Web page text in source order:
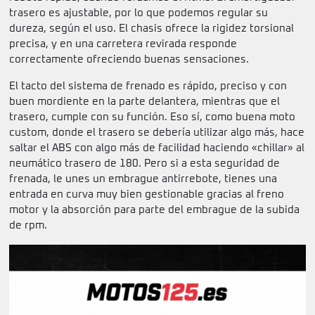
trasero es ajustable, por lo que podemos regular su
dureza, según el uso. El chasis ofrece la rigidez torsional
precisa, y en una carretera revirada responde
correctamente ofreciendo buenas sensaciones.
El tacto del sistema de frenado es rápido, preciso y con
buen mordiente en la parte delantera, mientras que el
trasero, cumple con su función. Eso sí, como buena moto
custom, donde el trasero se debería utilizar algo más, hace
saltar el ABS con algo más de facilidad haciendo «chillar» al
neumático trasero de 180. Pero si a esta seguridad de
frenada, le unes un embrague antirrebote, tienes una
entrada en curva muy bien gestionable gracias al freno
motor y la absorción para parte del embrague de la subida
de rpm.